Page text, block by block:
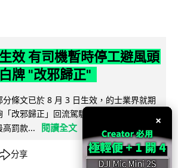
效 有司機暫時停工避風頭
牌 "改邪歸正"
條文已於 8 月 3 日生效，的士業界就期
改邪歸正」回流駕駛的士。新例大幅提
高罰款...
閱讀全文
分享
×